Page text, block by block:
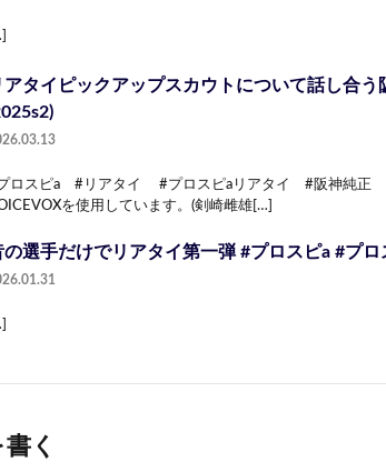
アタイピックアップスカウトについて話し合う
ロスピa #リアタイ #プロスピaリアタイ #阪神純正 #
を使用しています。(剣崎雌雄[…]
の選手だけでリアタイ第一弾 #プロスピa #プロ
く